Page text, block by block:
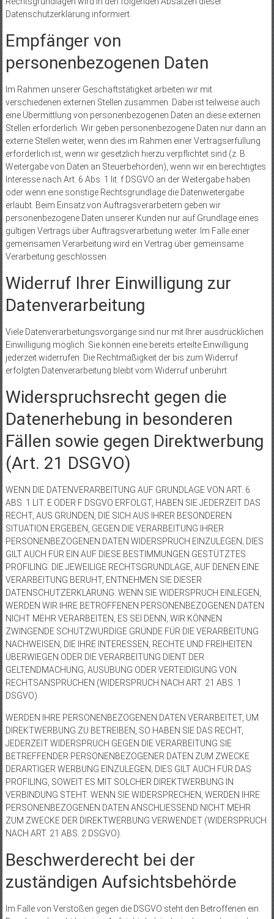
Datenschutzerklärung informiert.
Empfänger von
personenbezogenen Daten
Im Rahmen unserer Geschäftstätigkeit arbeiten wir mit
verschiedenen externen Stellen zusammen. Dabei ist teilweise auch
eine Übermittlung von personenbezogenen Daten an diese externen
Stellen erforderlich. Wir geben personenbezogene Daten nur dann an
externe Stellen weiter, wenn dies im Rahmen einer Vertragserfüllung
erforderlich ist, wenn wir gesetzlich hierzu verpflichtet sind (z. B.
Weitergabe von Daten an Steuerbehörden), wenn wir ein berechtigtes
Interesse nach Art. 6 Abs. 1 lit. f DSGVO an der Weitergabe haben
oder wenn eine sonstige Rechtsgrundlage die Datenweitergabe
erlaubt. Beim Einsatz von Auftragsverarbeitern geben wir
personenbezogene Daten unserer Kunden nur auf Grundlage eines
gültigen Vertrags über Auftragsverarbeitung weiter. Im Falle einer
gemeinsamen Verarbeitung wird ein Vertrag über gemeinsame
Verarbeitung geschlossen.
Widerruf Ihrer Einwilligung zur
Datenverarbeitung
Viele Datenverarbeitungsvorgänge sind nur mit Ihrer ausdrücklichen
Einwilligung möglich. Sie können eine bereits erteilte Einwilligung
jederzeit widerrufen. Die Rechtmäßigkeit der bis zum Widerruf
erfolgten Datenverarbeitung bleibt vom Widerruf unberührt.
Widerspruchsrecht gegen die
Datenerhebung in besonderen
Fällen sowie gegen Direktwerbung
(Art. 21 DSGVO)
WENN DIE DATENVERARBEITUNG AUF GRUNDLAGE VON ART. 6
ABS. 1 LIT. E ODER F DSGVO ERFOLGT, HABEN SIE JEDERZEIT DAS
RECHT, AUS GRÜNDEN, DIE SICH AUS IHRER BESONDEREN
SITUATION ERGEBEN, GEGEN DIE VERARBEITUNG IHRER
PERSONENBEZOGENEN DATEN WIDERSPRUCH EINZULEGEN; DIES
GILT AUCH FÜR EIN AUF DIESE BESTIMMUNGEN GESTÜTZTES
PROFILING. DIE JEWEILIGE RECHTSGRUNDLAGE, AUF DENEN EINE
VERARBEITUNG BERUHT, ENTNEHMEN SIE DIESER
DATENSCHUTZERKLÄRUNG. WENN SIE WIDERSPRUCH EINLEGEN,
WERDEN WIR IHRE BETROFFENEN PERSONENBEZOGENEN DATEN
NICHT MEHR VERARBEITEN, ES SEI DENN, WIR KÖNNEN
ZWINGENDE SCHUTZWÜRDIGE GRÜNDE FÜR DIE VERARBEITUNG
NACHWEISEN, DIE IHRE INTERESSEN, RECHTE UND FREIHEITEN
ÜBERWIEGEN ODER DIE VERARBEITUNG DIENT DER
GELTENDMACHUNG, AUSÜBUNG ODER VERTEIDIGUNG VON
RECHTSANSPRÜCHEN (WIDERSPRUCH NACH ART. 21 ABS. 1
DSGVO).
WERDEN IHRE PERSONENBEZOGENEN DATEN VERARBEITET, UM
DIREKTWERBUNG ZU BETREIBEN, SO HABEN SIE DAS RECHT,
JEDERZEIT WIDERSPRUCH GEGEN DIE VERARBEITUNG SIE
BETREFFENDER PERSONENBEZOGENER DATEN ZUM ZWECKE
DERARTIGER WERBUNG EINZULEGEN; DIES GILT AUCH FÜR DAS
PROFILING, SOWEIT ES MIT SOLCHER DIREKTWERBUNG IN
VERBINDUNG STEHT. WENN SIE WIDERSPRECHEN, WERDEN IHRE
PERSONENBEZOGENEN DATEN ANSCHLIESSEND NICHT MEHR
ZUM ZWECKE DER DIREKTWERBUNG VERWENDET (WIDERSPRUCH
NACH ART. 21 ABS. 2 DSGVO).
Beschwerde­recht bei der
zuständigen Aufsichts­behörde
Im Falle von Verstößen gegen die DSGVO steht den Betroffenen ein